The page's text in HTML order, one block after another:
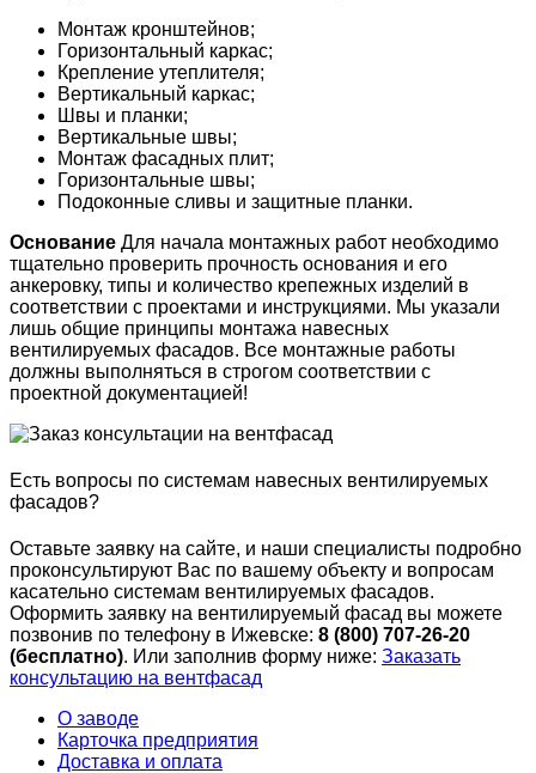
Монтаж кронштейнов;
Горизонтальный каркас;
Крепление утеплителя;
Вертикальный каркас;
Швы и планки;
Вертикальные швы;
Монтаж фасадных плит;
Горизонтальные швы;
Подоконные сливы и защитные планки.
Основание Для начала монтажных работ необходимо
тщательно проверить прочность основания и его
анкеровку, типы и количество крепежных изделий в
соответствии с проектами и инструкциями. Мы указали
лишь общие принципы монтажа навесных
вентилируемых фасадов. Все монтажные работы
должны выполняться в строгом соответствии с
проектной документацией!
Есть вопросы по системам навесных вентилируемых
фасадов?
Оставьте заявку на сайте, и наши специалисты подробно
проконсультируют Вас по вашему объекту и вопросам
касательно системам вентилируемых фасадов.
Оформить заявку на вентилируемый фасад вы можете
позвонив по телефону в Ижевске: 8 (800) 707-26-20
(бесплатно). Или заполнив форму ниже: Заказать
консультацию на вентфасад
О заводе
Карточка предприятия
Доставка и оплата